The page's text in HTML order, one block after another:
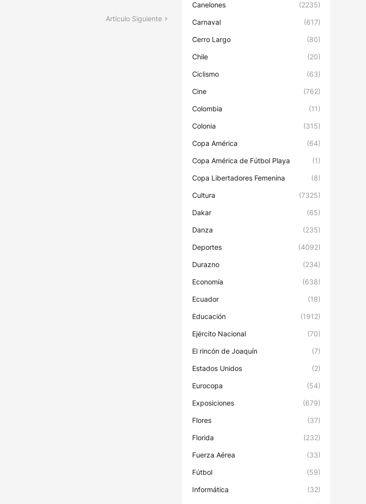
Artículo Siguiente
Canelones (2235)
Carnaval (617)
Cerro Largo (80)
Chile (20)
Ciclismo (63)
Cine (762)
Colombia (11)
Colonia (315)
Copa América (64)
Copa América de Fútbol Playa (1)
Copa Libertadores Femenina (8)
Cultura (7325)
Dakar (65)
Danza (235)
Deportes (4092)
Durazno (234)
Economía (638)
Ecuador (18)
Educación (1912)
Ejército Nacional (70)
El rincón de Joaquín (7)
Estados Unidos (2)
Eurocopa (54)
Exposiciones (679)
Flores (37)
Florida (232)
Fuerza Aérea (33)
Fútbol (59)
Informática (32)